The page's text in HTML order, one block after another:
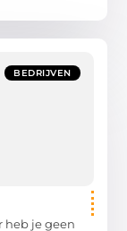
BEDRIJVEN
heb je geen